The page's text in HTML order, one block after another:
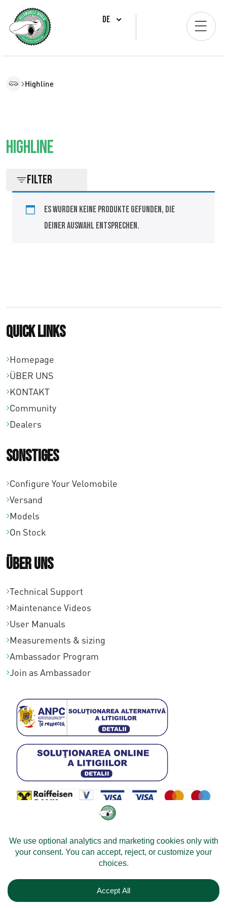
DE
Highline
Highline
Filter
Es wurden keine Produkte gefunden, die
deiner Auswahl entsprechen.
Quick links
Homepage
ÜBER UNS
KONTAKT
Community
Dealers
Sonstiges
Configure Your Velomobile
Versand
Models
On Stock
Über uns
Technical Support
Maintenance Videos
User Manuals
Measurements & sizing
Ambassador Program
Join as Ambassador